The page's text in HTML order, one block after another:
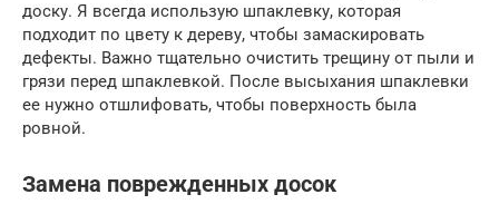
доску. Я всегда использую шпаклевку, которая
подходит по цвету к дереву, чтобы замаскировать
дефекты. Важно тщательно очистить трещину от пыли и
грязи перед шпаклевкой. После высыхания шпаклевки
ее нужно отшлифовать, чтобы поверхность была
ровной.
Замена поврежденных досок